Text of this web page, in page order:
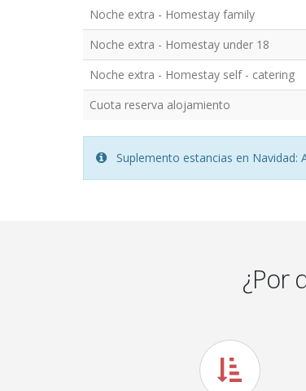
Noche extra - Homestay family
Noche extra - Homestay under 18
Noche extra - Homestay self - catering
Cuota reserva alojamiento
Suplemento estancias en Navidad:
¿Por